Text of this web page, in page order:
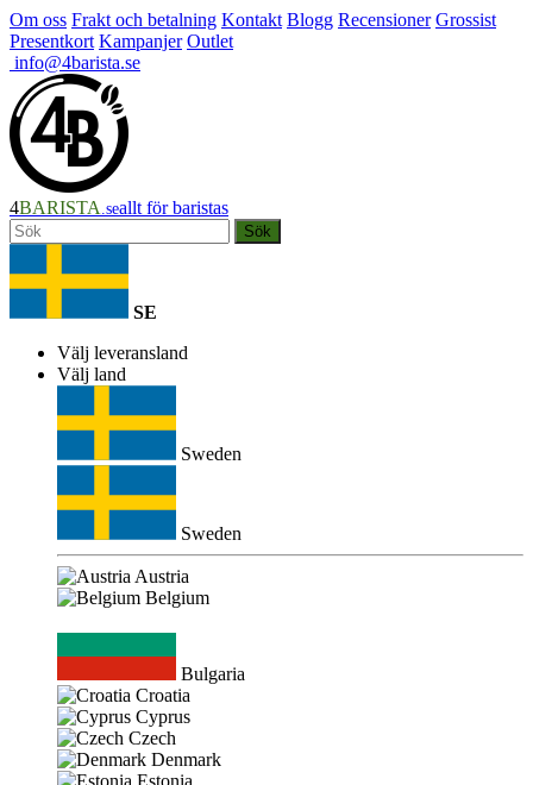
Om oss Frakt och betalning Kontakt Blogg Recensioner Grossist
Presentkort Kampanjer Outlet
info@4barista.se
4BARISTA .seallt för baristas
Sök
SE
Välj leveransland
Välj land
Sweden
Sweden
Austria
Belgium
Bulgaria
Croatia
Cyprus
Czech
Denmark
Estonia